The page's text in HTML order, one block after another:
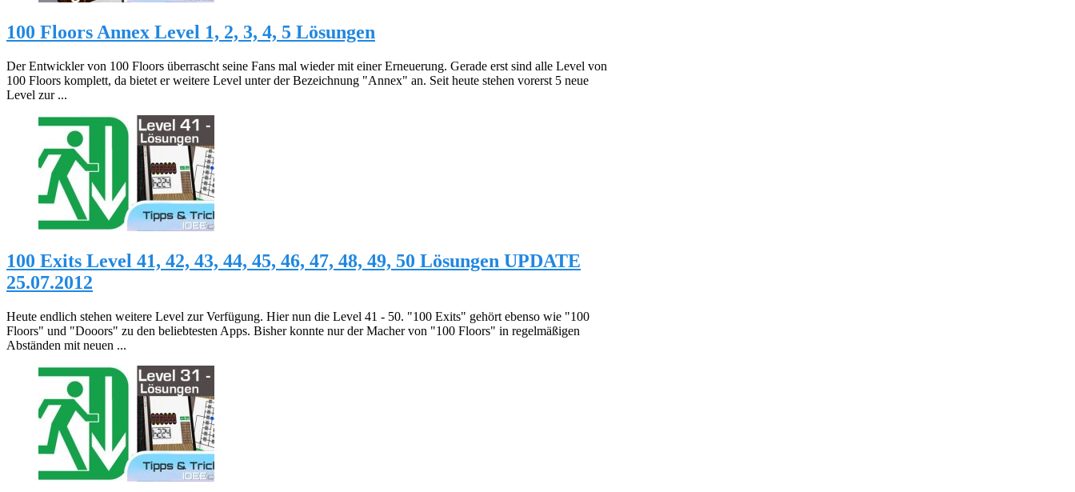
100 Floors Annex Level 1, 2, 3, 4, 5 Lösungen
Der Entwickler von 100 Floors überrascht seine Fans mal wieder mit einer Erneuerung. Gerade erst sind alle Level von
100 Floors komplett, da bietet er weitere Level unter der Bezeichnung "Annex" an. Seit heute stehen vorerst 5 neue
Level zur ...
100 Exits Level 41, 42, 43, 44, 45, 46, 47, 48, 49, 50 Lösungen UPDATE
25.07.2012
Heute endlich stehen weitere Level zur Verfügung. Hier nun die Level 41 - 50. "100 Exits" gehört ebenso wie "100
Floors" und "Dooors" zu den beliebtesten Apps. Bisher konnte nur der Macher von "100 Floors" in regelmäßigen
Abständen mit neuen ...